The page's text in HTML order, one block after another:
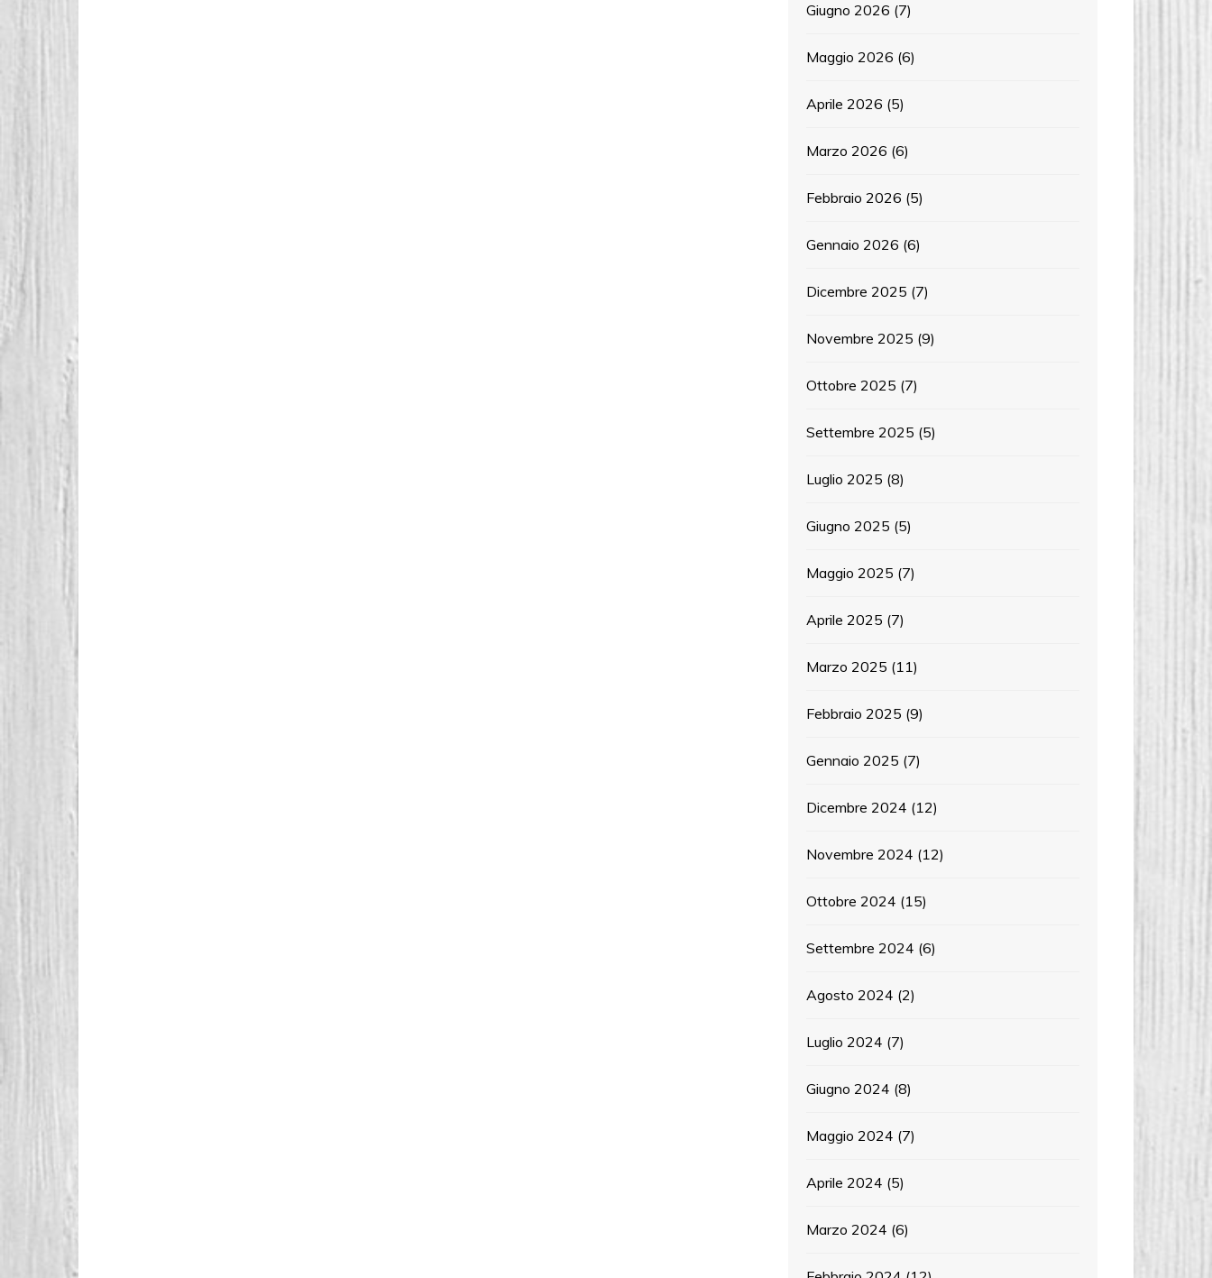
Giugno 2026 (7)
Maggio 2026 (6)
Aprile 2026 (5)
Marzo 2026 (6)
Febbraio 2026 (5)
Gennaio 2026 (6)
Dicembre 2025 (7)
Novembre 2025 (9)
Ottobre 2025 (7)
Settembre 2025 (5)
Luglio 2025 (8)
Giugno 2025 (5)
Maggio 2025 (7)
Aprile 2025 (7)
Marzo 2025 (11)
Febbraio 2025 (9)
Gennaio 2025 (7)
Dicembre 2024 (12)
Novembre 2024 (12)
Ottobre 2024 (15)
Settembre 2024 (6)
Agosto 2024 (2)
Luglio 2024 (7)
Giugno 2024 (8)
Maggio 2024 (7)
Aprile 2024 (5)
Marzo 2024 (6)